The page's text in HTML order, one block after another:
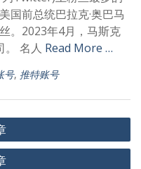
国前总统巴拉克·奥巴马
。2023年4月，马斯克
名人 Read More …
号, 推特账号